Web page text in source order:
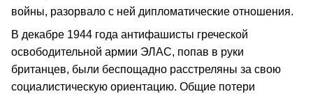
войны, разорвало с ней дипломатические отношения.
В декабре 1944 года антифашисты греческой
освободительной армии ЭЛАС, попав в руки
британцев, были беспощадно расстреляны за свою
социалистическую ориентацию. Общие потери